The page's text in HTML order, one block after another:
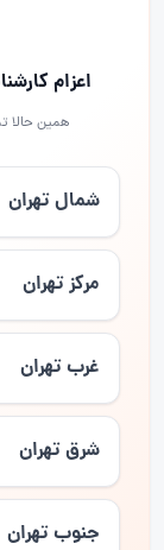
اعزام
همین حالا
شمال تهران
مرکز تهران
غرب تهران
شرق تهران
جنوب تهران